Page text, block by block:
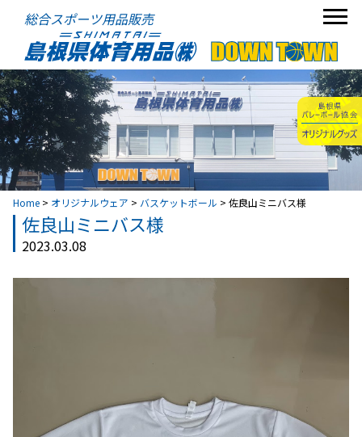
総合スポーツ用品販売
Home > オリジナルウェア > バスケットボール > 佐良山ミニバス様
佐良山ミニバス様
2023.03.08